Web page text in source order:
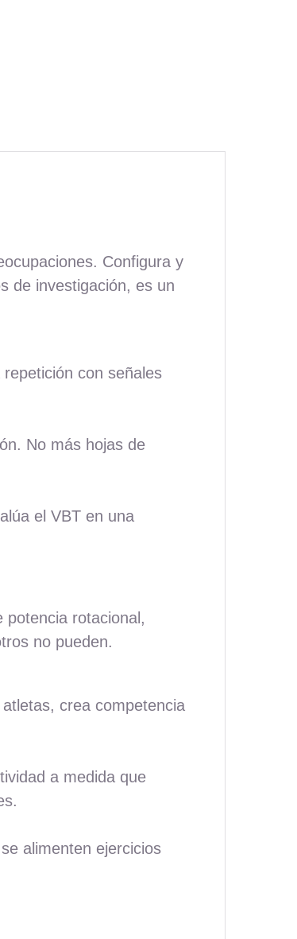
Configura y
de investigación, es un
con señales
No más hojas de
el VBT en una
rotacional,
no pueden.
crea competencia
a medida que
alimenten ejercicios